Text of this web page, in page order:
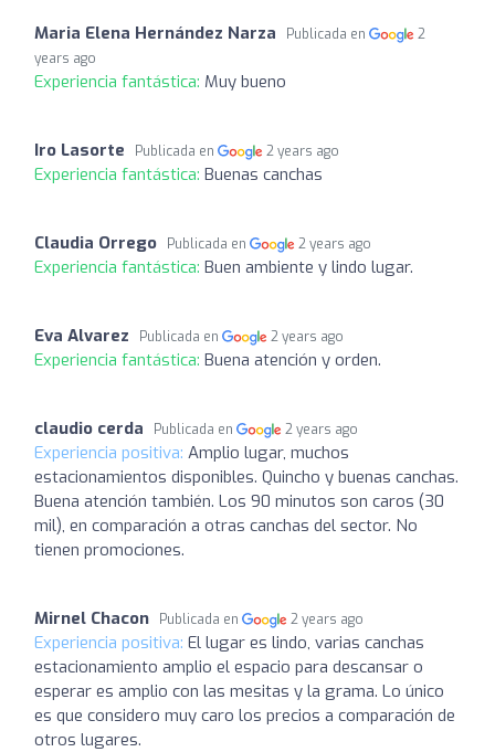
Maria Elena Hernández Narza Publicada en
2
years ago
Experiencia fantástica: Muy bueno
Iro Lasorte Publicada en 2 years ago
Experiencia fantástica: Buenas canchas
Claudia Orrego Publicada en 2 years ago
Experiencia fantástica: Buen ambiente y lindo lugar.
Eva Alvarez Publicada en 2 years ago
Experiencia fantástica: Buena atención y orden.
claudio cerda Publicada en 2 years ago
Experiencia positiva: Amplio lugar, muchos
estacionamientos disponibles. Quincho y buenas canchas.
Buena atención también. Los 90 minutos son caros (30
mil), en comparación a otras canchas del sector. No
tienen promociones.
Mirnel Chacon Publicada en 2 years ago
Experiencia positiva: El lugar es lindo, varias canchas
estacionamiento amplio el espacio para descansar o
esperar es amplio con las mesitas y la grama. Lo único
es que considero muy caro los precios a comparación de
otros lugares.